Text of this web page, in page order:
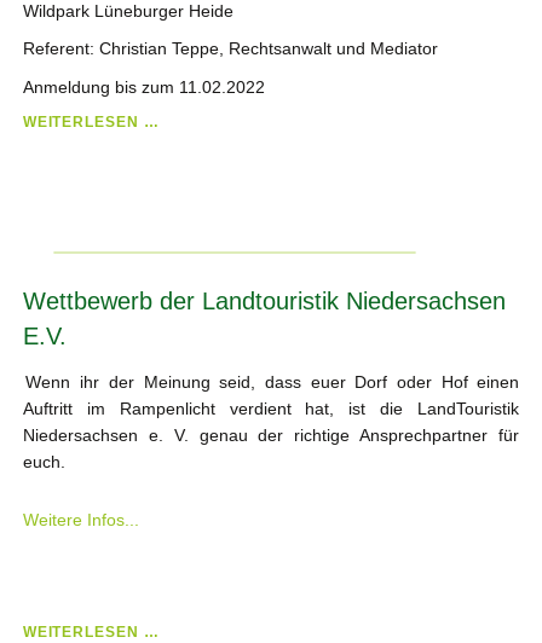
Wildpark Lüneburger Heide
Referent: Christian Teppe, Rechtsanwalt und Mediator
Anmeldung bis zum 11.02.2022
WEITERLESEN …
DER
Wettbewerb der Landtouristik Niedersachsen
E.V.
Wenn ihr der Meinung seid, dass euer Dorf oder Hof einen
Auftritt im Rampenlicht verdient hat, ist die LandTouristik
Niedersachsen e. V. genau der richtige Ansprechpartner für
euch.
Weitere Infos...
WEITERLESEN …